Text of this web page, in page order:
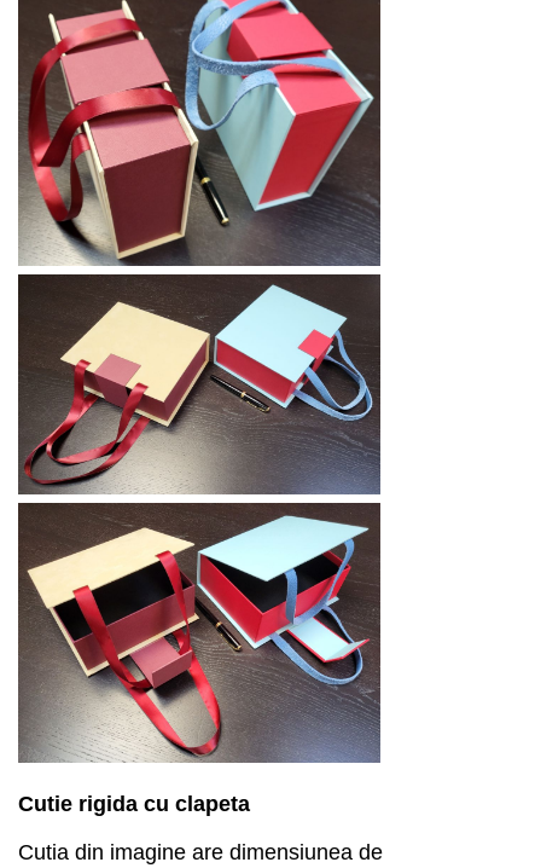
Cutie rigida cu clapeta
Cutia din imagine are dimensiunea de